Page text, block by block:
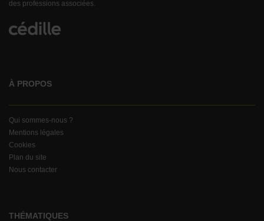
des professions associées.
À PROPOS
Qui sommes-nous ?
Mentions légales
Cookies
Plan du site
Nous contacter
THÉMATIQUES